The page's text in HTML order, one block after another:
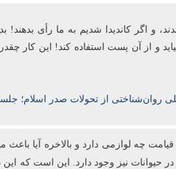
و اگر کاندیدا شدیم به ما رأی بدهند!
و از آن پست‌ استفاده کند! این کار
روان‌شناختی از تحولات صدر اسلام؛
چه لوازمی دارد و بالاخره آیا
نیز وجود دارد. این است که این